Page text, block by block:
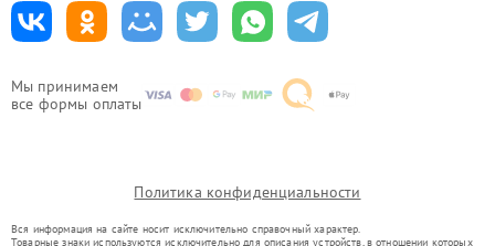
Мы принимаем
все формы оплаты
Политика конфиденциальности
Вся информация на сайте носит исключительно справочный характер.
Товарные знаки используются исключительно для описания устройств, в отношении которых